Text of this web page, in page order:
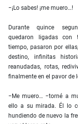
−¡Lo sabes! ¡me muero…!
Durante quince
quedaron ligadas con
tiempo, pasaron por
destino, infinitas
reanudadas, rotas,
finalmente en el pavor de
−Me muero… −torné a
ello a su mirada. Él lo
hundiendo de nuevo la